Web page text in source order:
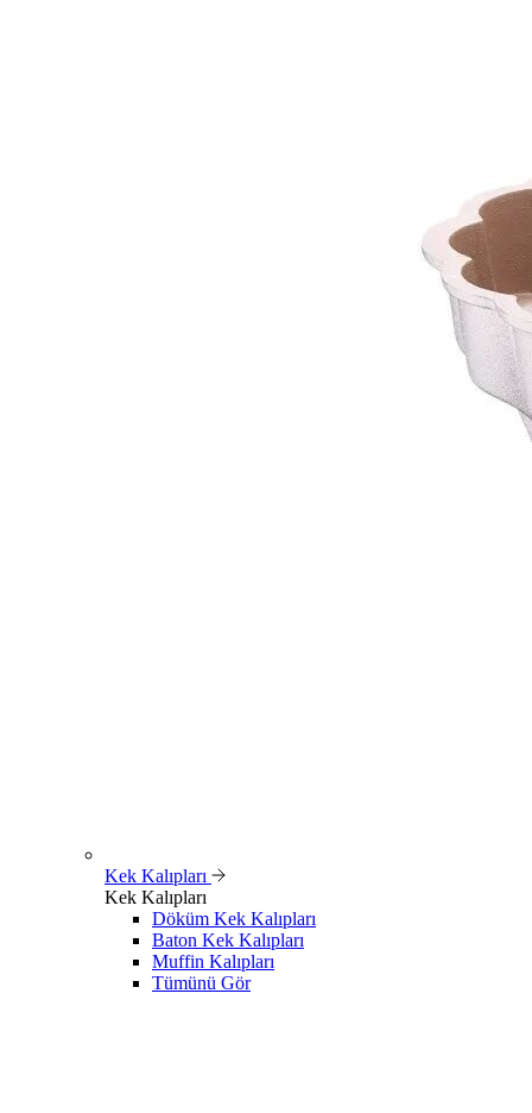
Kek Kalıpları
Kek Kalıpları
Döküm Kek Kalıpları
Baton Kek Kalıpları
Muffin Kalıpları
Tümünü Gör